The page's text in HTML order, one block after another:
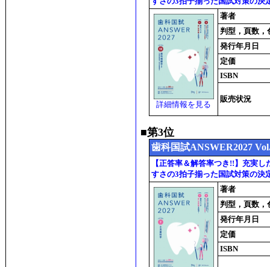
詳細情報を見る
著者
判型，頁数，
発行年月日
定価
ISBN
販売状況
■第3位
歯科国試ANSWER2027
【正答率＆解答率つき!!】充実
すさの3拍子揃った国試対策の決
著者
判型，頁数，
発行年月日
定価
ISBN